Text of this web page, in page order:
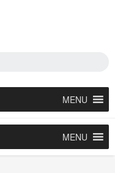
MENU
MENU